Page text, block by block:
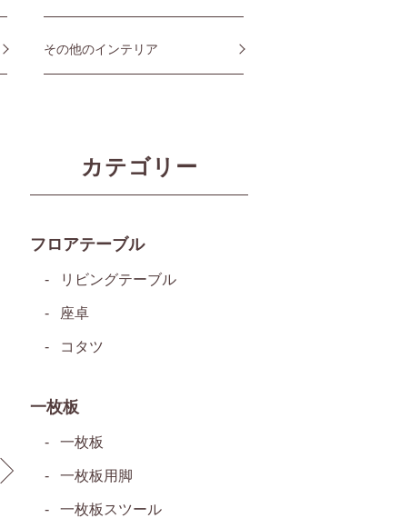
その他のインテリア
カテゴリー
フロアテーブル
リビングテーブル
座卓
コタツ
一枚板
一枚板
一枚板用脚
一枚板スツール